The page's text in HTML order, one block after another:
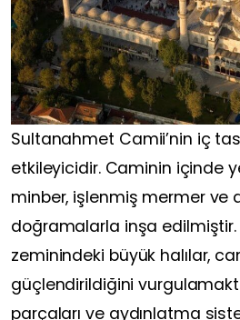
Sultanahmet Camii’nin iç
etkileyicidir. Caminin içinde
minber, işlenmiş mermer ve
doğramalarla inşa edilmiştir.
zeminindeki büyük halılar,
güçlendirildiğini
parçaları ve aydınlatma